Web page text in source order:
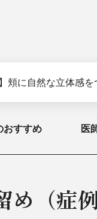
】頬に自然な立体感
おすすめ 医
め（症